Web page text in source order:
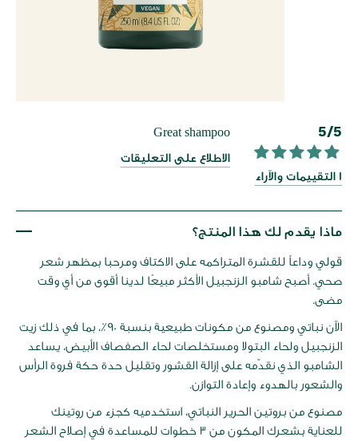
بداية
معرض
5/5
100
% of
100 1 التقييمات والآراء
Great shampoo
الاطلاع على التعليقات
ماذا يقدم لك هذا المنتج؟
قولي وداعاً للقشرة المتراكمه على الاكتاف ومرحبا بمظهر شعر
صحي. أصبح شامبو الزنجبيل الأكثر مبيعًا لدينا أقوى من أي وقت
مضى.
الآن نباتي ومصنوع من مكونات طبيعية بنسبة 90٪، بما في ذلك زيت
الزنجبيل ولحاء البتولا ومستخلصات لحاء الصفصاف الأبيض، يساعد
الشامبو الذي نقدّمه على إزالة القشور وتقليل حدة حكة فروة الرأس
والشعور بالهدوء وإعادة التوازن.
مصنوع من بروتين الحرير النباتي، استخدميه كجزء من روتينك
للعناية بشعرك المكون من 3 خطوات للمساعدة في إصلاح الشعر